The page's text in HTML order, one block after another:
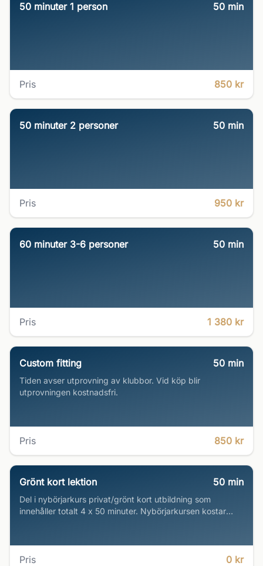
50 minuter 1 person 50 min
Pris 850 kr
50 minuter 2 personer 50 min
Pris 950 kr
60 minuter 3-6 personer 50 min
Pris 1 380 kr
Custom fitting 50 min
Tiden avser utprovning av klubbor. Vid köp blir
utprovningen kostnadsfri.
Pris 850 kr
Grönt kort lektion 50 min
Del i nybörjarkurs privat/grönt kort utbildning som
innehåller totalt 4 x 50 minuter. Nybörjarkursen kostar
Pris 0 kr